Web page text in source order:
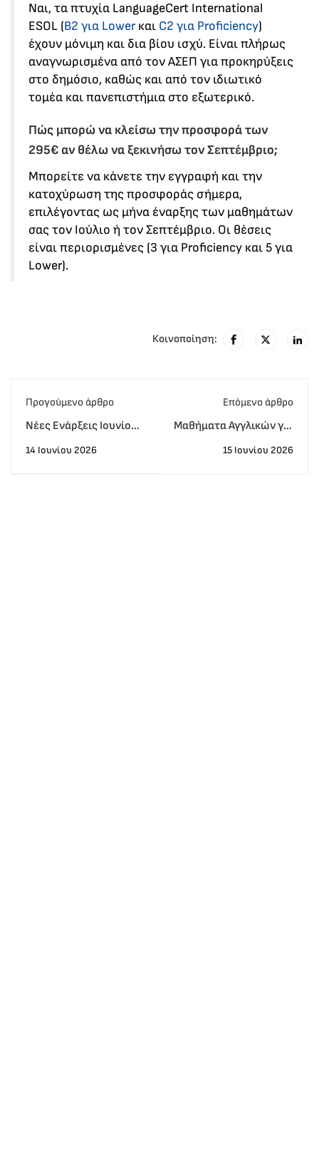
Ναι, τα πτυχία LanguageCert International
ESOL (B2 για Lowerκαι C2 για Proficiency)
έχουν μόνιμη και δια βίου ισχύ. Είναι πλήρως
αναγνωρισμένα από τον ΑΣΕΠ για προκηρύξεις
στο δημόσιο, καθώς και από τον ιδιωτικό
τομέα και πανεπιστήμια στο εξωτερικό.
Πώς μπορώ να κλείσω την προσφορά των
295€ αν θέλω να ξεκινήσω τον Σεπτέμβριο;
Μπορείτε να κάνετε την εγγραφή και την
κατοχύρωση της προσφοράς σήμερα,
επιλέγοντας ως μήνα έναρξης των μαθημάτων
σας τον Ιούλιο ή τον Σεπτέμβριο. Οι θέσεις
είναι περιορισμένες (3 για Proficiency και 5 για
Lower).
Κοινοποίηση:
Προγούμενο άρθρο
Νέες Ενάρξεις Ιουνίου
Online
14 Ιουνίου 2026
Eπόμενο άρθρο
Μαθήματα Αγγλικών για
καλύτερη λύση είναι ο
15 Ιουνίου 2026